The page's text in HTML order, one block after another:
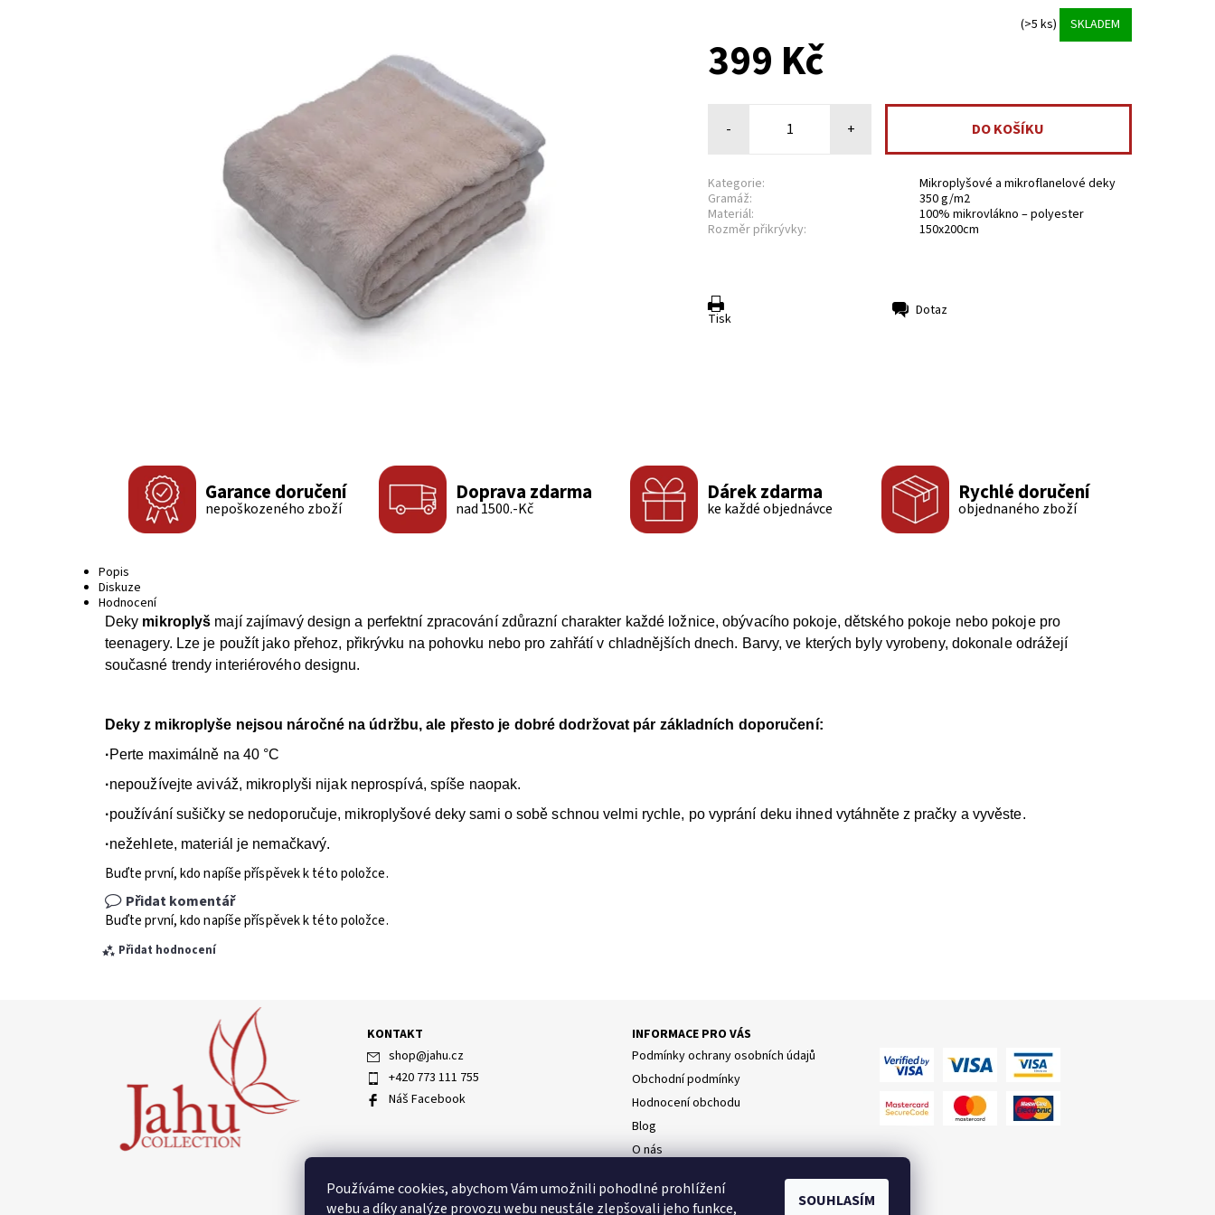
(>5 ks) SKLADEM
399 Kč
- +
Kategorie:
Mikroplyšové a mikroflanelové deky
Gramáž:
350 g/m2
Materiál:
100% mikrovlákno – polyester
Rozměr přikrývky:
150x200cm
Tisk Dotaz
Garance doručení
nepoškozeného zboží
Doprava zdarma
nad 1500.-Kč
Dárek zdarma
ke každé objednávce
Rychlé doručení
objednaného zboží
Popis
Diskuze
Hodnocení
Deky mikroplyš mají zajímavý design a perfektní zpracování zdůrazní charakter každé ložnice, obývacího pokoje, dětského pokoje nebo pokoje pro
teenagery. Lze je použít jako přehoz, přikrývku na pohovku nebo pro zahřátí v chladnějších dnech. Barvy, ve kterých byly vyrobeny, dokonale odrážejí
současné trendy interiérového designu.
Deky z mikroplyše nejsou náročné na údržbu, ale přesto je dobré dodržovat pár základních doporučení:
·Perte maximálně na 40 °C
·nepoužívejte aviváž, mikroplyši nijak neprospívá, spíše naopak.
·používání sušičky se nedoporučuje, mikroplyšové deky sami o sobě schnou velmi rychle, po vyprání deku ihned vytáhněte z pračky a vyvěste.
·nežehlete, materiál je nemačkavý.
Buďte první, kdo napíše příspěvek k této položce.
Přidat komentář
Buďte první, kdo napíše příspěvek k této položce.
Přidat hodnocení
podmínkami ochrany osobních údajů
KONTAKT
shop@jahu.cz
+420 773 111 755
Náš Facebook
INFORMACE PRO VÁS
Podmínky ochrany osobních údajů
Obchodní podmínky
Hodnocení obchodu
Blog
O nás
Napište nám
Používáme cookies, abychom Vám umožnili pohodlné prohlížení
webu a díky analýze provozu webu neustále zlepšovali jeho funkce,
SOUHLASÍM